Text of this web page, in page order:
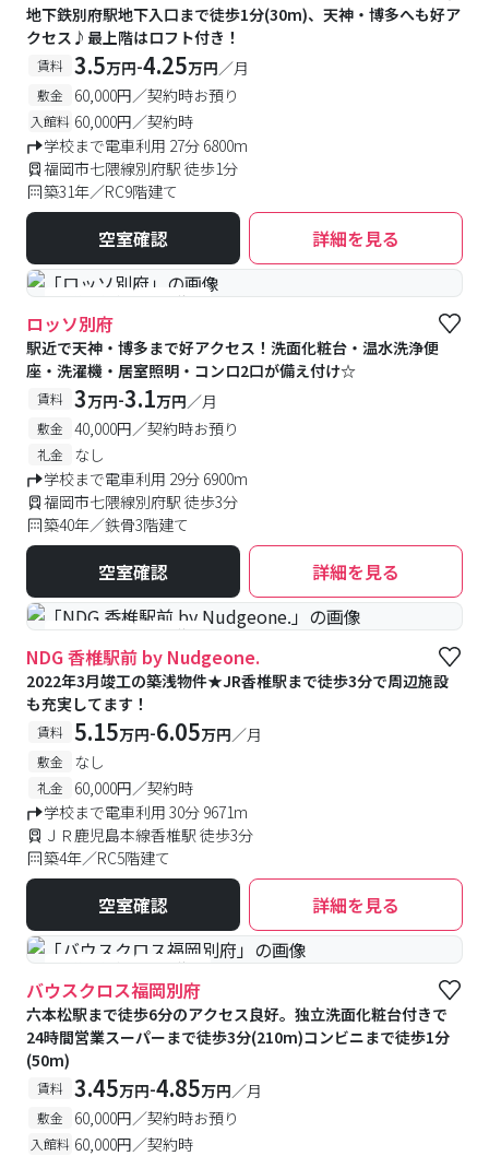
地下鉄別府駅地下入口まで徒歩1分(30m)、天神・博多へも好ア
クセス♪最上階はロフト付き！
賃料 3.5万円-4.25万円／月
敷金 60,000円／契約時お預り
入館料 60,000円／契約時
学校まで電車利用 27分 6800m
福岡市七隈線別府駅 徒歩1分
築31年／RC9階建て
空室確認 詳細を見る
#予約受付中 #空室待ち
ロッソ別府
駅近で天神・博多まで好アクセス！洗面化粧台・温水洗浄便
座・洗濯機・居室照明・コンロ2口が備え付け☆
賃料 3万円-3.1万円／月
敷金 40,000円／契約時お預り
礼金
なし
学校まで電車利用 29分 6900m
福岡市七隈線別府駅 徒歩3分
築40年／鉄骨3階建て
空室確認 詳細を見る
#予約受付中 #空室待ち
NDG 香椎駅前 by Nudgeone.
2022年3月竣工の築浅物件★JR香椎駅まで徒歩3分で周辺施設
も充実してます！
賃料 5.15万円-6.05万円／月
敷金 なし
礼金
60,000円／契約時
学校まで電車利用 30分 9671m
ＪＲ鹿児島本線香椎駅 徒歩3分
築4年／RC5階建て
空室確認 詳細を見る
#予約受付中 #空室待ち
バウスクロス福岡別府
六本松駅まで徒歩6分のアクセス良好。独立洗面化粧台付きで
24時間営業スーパーまで徒歩3分(210m)コンビニまで徒歩1分
(50m)
賃料 3.45万円-4.85万円／月
敷金 60,000円／契約時お預り
入館料 60,000円／契約時